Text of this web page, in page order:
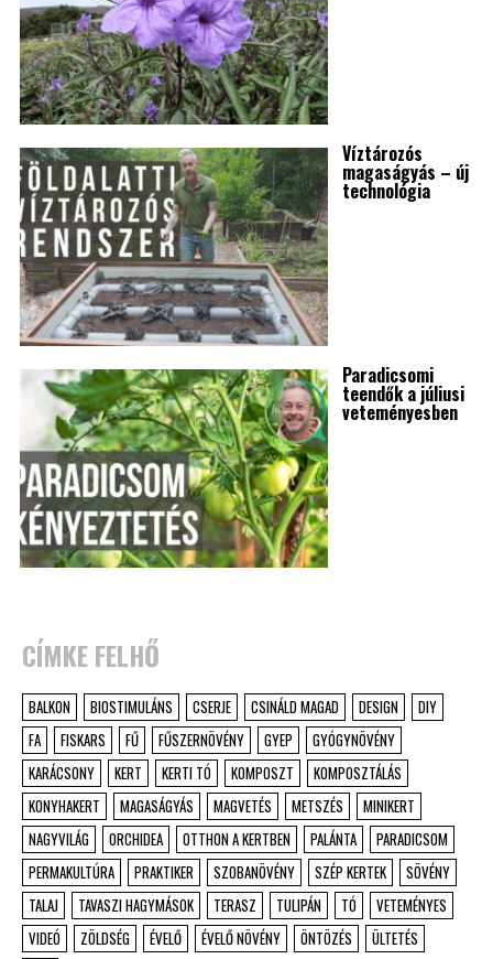
Víztározós
magaságyás – új
technológia
Paradicsomi
teendők a júliusi
veteményesben
CÍMKE FELHŐ
BALKON BIOSTIMULÁNS CSERJE CSINÁLD MAGAD DESIGN
DIY
FA
FISKARS FŰ FŰSZERNÖVÉNY GYEP
GYÓGYNÖVÉNY
KARÁCSONY
KERT KERTI TÓ KOMPOSZT
KOMPOSZTÁLÁS
KONYHAKERT
MAGASÁGYÁS MAGVETÉS METSZÉS
MINIKERT
NAGYVILÁG
ORCHIDEA OTTHON A KERTBEN PALÁNTA
PARADICSOM
PERMAKULTÚRA
PRAKTIKER SZOBANÖVÉNY SZÉP KERTEK
SÖVÉNY
TALAJ
TAVASZI HAGYMÁSOK TERASZ TULIPÁN TÓ
VETEMÉNYES
VIDEÓ
ZÖLDSÉG ÉVELŐ ÉVELŐ NÖVÉNY ÖNTÖZÉS
ÜLTETÉS